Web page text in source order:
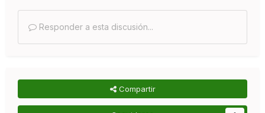
Responder a esta discusión...
Compartir